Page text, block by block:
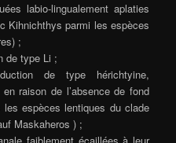
labio-lingualement aplaties
Kihnichthys parmi les espèces
;
de type Li ;
de type hérichtyine,
raison de l’absence de fond
espèces lentiques du clade
Maskaheros ) ;